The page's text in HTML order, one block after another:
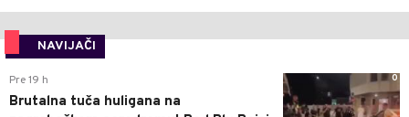
NAVIJAČI
0
Pre 19 h
Brutalna tuča huligana na